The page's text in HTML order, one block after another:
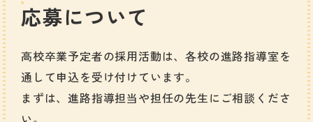
応募について
高校卒業予定者の採用活動は、各校の進路指導室を
通して申込を受け付けています。
まずは、進路指導担当や担任の先生にご相談くださ
い。